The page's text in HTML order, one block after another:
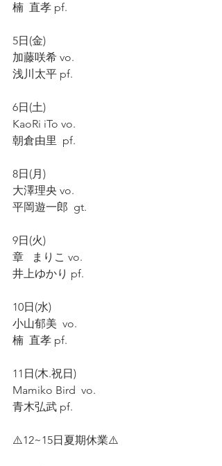
楠  直孝 pf.
5日(金)
加藤咲希 vo.
浅川太平 pf.
6日(土)
KaoRi iTo vo.
朝倉由里  pf.
8日(月)
大澤理央 vo.
平岡遊一郎  gt.
9日(火)
章   まりこ vo.
井上ゆかり pf.
10日(水)
小山郁美  vo.
楠  直孝 pf.
11日(木.祝日)
Mamiko Bird  vo.
青木弘武 pf.
⚠️12~15日夏期休業⚠️